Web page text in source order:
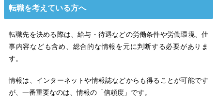
転職を考えている方へ
転職先を決める際は、給与・待遇などの労働条件や労働環境、仕
事内容なども含め、総合的な情報を元に判断する必要がありま
す。
情報は、インターネットや情報誌などからも得ることが可能です
が、一番重要なのは、情報の「信頼度」です。